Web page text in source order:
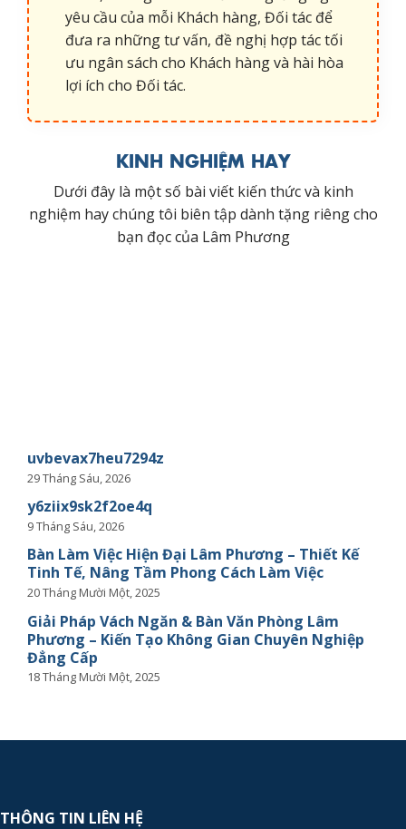
yêu cầu của mỗi Khách hàng, Đối tác để
đưa ra những tư vấn, đề nghị hợp tác tối
ưu ngân sách cho Khách hàng và hài hòa
lợi ích cho Đối tác.
KINH NGHIỆM HAY
Dưới đây là một số bài viết kiến thức và kinh
nghiệm hay chúng tôi biên tập dành tặng riêng cho
bạn đọc của Lâm Phương
uvbevax7heu7294z
29 Tháng Sáu, 2026
y6ziix9sk2f2oe4q
9 Tháng Sáu, 2026
Bàn Làm Việc Hiện Đại Lâm Phương – Thiết Kế
Tinh Tế, Nâng Tầm Phong Cách Làm Việc
20 Tháng Mười Một, 2025
Giải Pháp Vách Ngăn & Bàn Văn Phòng Lâm
Phương – Kiến Tạo Không Gian Chuyên Nghiệp
Đẳng Cấp
18 Tháng Mười Một, 2025
THÔNG TIN LIÊN HỆ